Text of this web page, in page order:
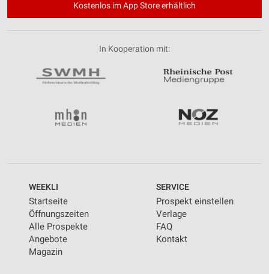
Kostenlos im App Store erhältlich
In Kooperation mit:
WEEKLI
Startseite
Öffnungszeiten
Alle Prospekte
Angebote
Magazin
SERVICE
Prospekt einstellen
Verlage
FAQ
Kontakt